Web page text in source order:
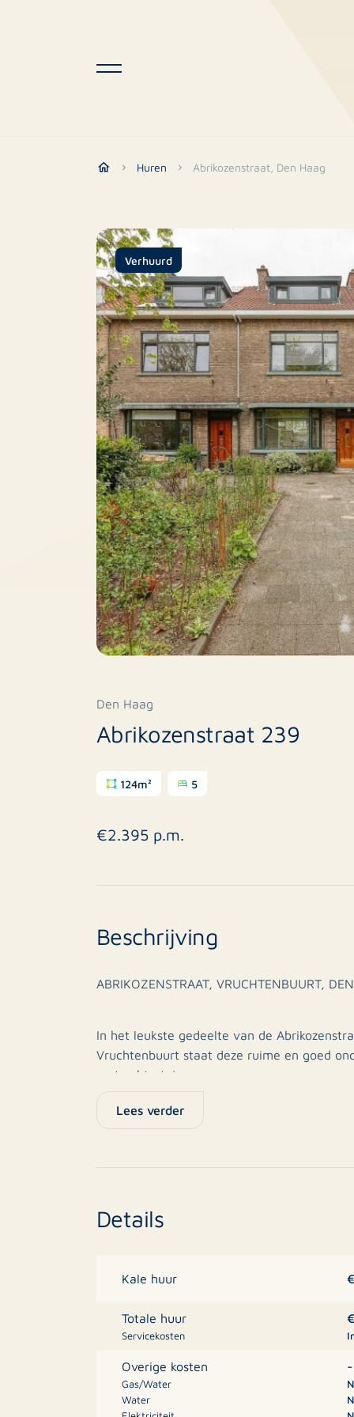
Huren Abrikozenstraat, Den Haag
Verhuurd
Den Haag
Abrikozenstraat 239
124m² 5
€2.395 p.m.
Beschrijving
ABRIKOZENSTRAAT, VRUCHTENBUURT,
In het leukste gedeelte van de
Vruchtenbuurt staat deze ruime en goed
met achtertuin
Op loopafstand liggen de winkels van
23, diverse scholen zoals The International
erker aan de voorzijde en half open keuken
1e etage: overloop, 2 slaapkamers aan de
3e slaapkamer aan de voorzijde.
Lees verder
Details
Kale huur
Totale huur
Servicekosten
Overige kosten
Gas/Water
Water
-